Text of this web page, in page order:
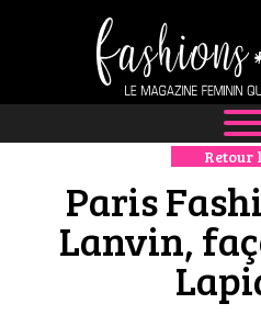
Retour
Paris
Lanvin,